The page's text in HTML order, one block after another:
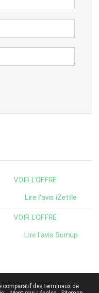
VOIR L'OFFRE
Lire l'avis iZettle
VOIR L'OFFRE
Lire l'avis Sumup
comparatif des terminaux de